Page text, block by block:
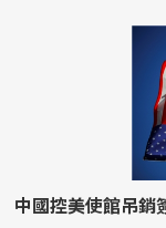
中國控美使館吊銷